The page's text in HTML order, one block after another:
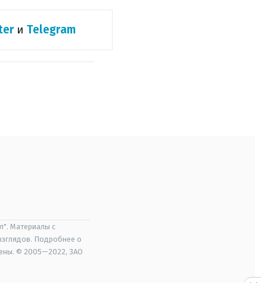
и Telegram
Материалы с
Подробнее о
© 2005—2022, ЗАО